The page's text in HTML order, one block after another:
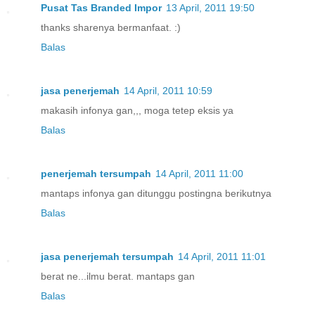
Pusat Tas Branded Impor 13 April, 2011 19:50
thanks sharenya bermanfaat. :)
Balas
jasa penerjemah 14 April, 2011 10:59
makasih infonya gan,,, moga tetep eksis ya
Balas
penerjemah tersumpah 14 April, 2011 11:00
mantaps infonya gan ditunggu postingna berikutnya
Balas
jasa penerjemah tersumpah 14 April, 2011 11:01
berat ne...ilmu berat. mantaps gan
Balas